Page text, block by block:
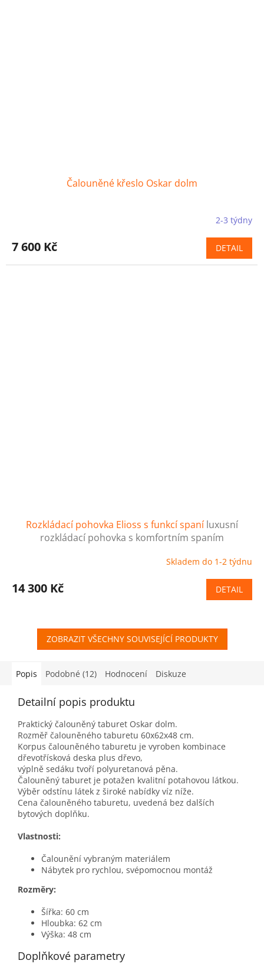
Čalouněné křeslo Oskar dolm
2-3 týdny
7 600 Kč DETAIL
Rozkládací pohovka Elioss s funkcí spaníluxusní
rozkládací pohovka s komfortním spaním
Skladem do 1-2 týdnu
14 300 Kč DETAIL
ZOBRAZIT VŠECHNY SOUVISEJÍCÍ PRODUKTY
Popis Podobné (12) Hodnocení Diskuze
Detailní popis produktu
Praktický čalouněný taburet Oskar dolm.
Rozměř čalouněného taburetu 60x62x48 cm.
Korpus čalouněného taburetu je vyroben kombinace
dřevotřísková deska plus dřevo,
výplně sedáku tvoří polyuretanová pěna.
Čalouněný taburet je potažen kvalitní potahovou látkou.
Výběr odstínu látek z široké nabídky víz níže.
Cena čalouněného taburetu, uvedená bez dalších
bytových doplňku.
Vlastnosti:
Čalounění vybraným materiálem
Nábytek pro rychlou, svépomocnou montáž
Rozměry:
Šířka: 60 cm
Hloubka: 62 cm
Výška: 48 cm
Doplňkové parametry